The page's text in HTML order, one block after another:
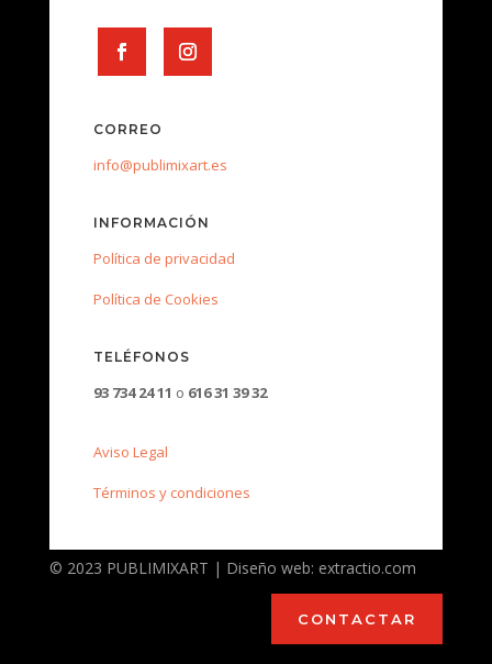
CORREO
info@publimixart.es
INFORMACIÓN
Política de privacidad
Política de Cookies
TELÉFONOS
93 734 24 11 o 616 31 39 32
Aviso Legal
Términos y condiciones
© 2023 PUBLIMIXART | Diseño web: extractio.com
CONTACTAR